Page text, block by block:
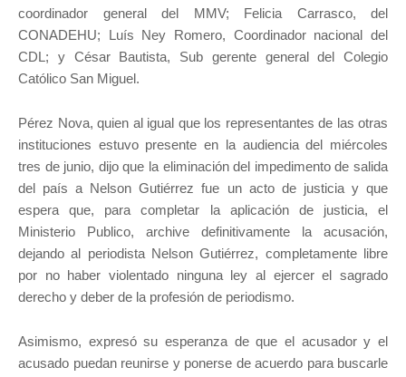
coordinador general del MMV; Felicia Carrasco, del
CONADEHU; Luís Ney Romero, Coordinador nacional del
CDL; y César Bautista, Sub gerente general del Colegio
Católico San Miguel.
Pérez Nova, quien al igual que los representantes de las otras
instituciones estuvo presente en la audiencia del miércoles
tres de junio, dijo que la eliminación del impedimento de salida
del país a Nelson Gutiérrez fue un acto de justicia y que
espera que, para completar la aplicación de justicia, el
Ministerio Publico, archive definitivamente la acusación,
dejando al periodista Nelson Gutiérrez, completamente libre
por no haber violentado ninguna ley al ejercer el sagrado
derecho y deber de la profesión de periodismo.
Asimismo, expresó su esperanza de que el acusador y el
acusado puedan reunirse y ponerse de acuerdo para buscarle